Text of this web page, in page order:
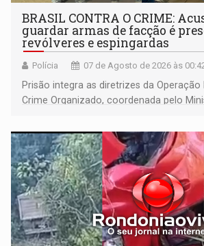
BRASIL CONTRA O CRIME:
guardar armas de facção é
revólveres e espingardas
Polícia 07 de Agosto de 2026 às
Prisão integra as diretrizes da Operação
Crime Organizado, coordenada pelo